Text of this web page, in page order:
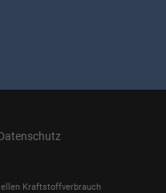
Kraftstoffverbrauch